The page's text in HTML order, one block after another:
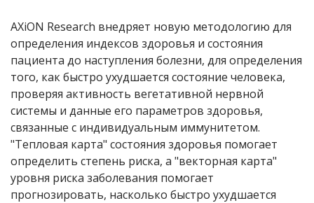
AXiON Research внедряет новую методологию для
определения индексов здоровья и состояния
пациента до наступления болезни, для определения
того, как быстро ухудшается состояние человека,
проверяя активность вегетативной нервной
системы и данные его параметров здоровья,
связанные с индивидуальным иммунитетом.
"Тепловая карта" состояния здоровья помогает
определить степень риска, а "векторная карта"
уровня риска заболевания помогает
прогнозировать, насколько быстро ухудшается